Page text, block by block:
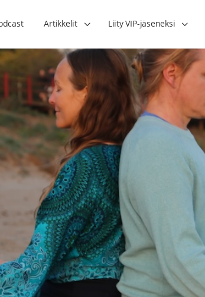
Artikkelit Liity VIP-jäseneksi